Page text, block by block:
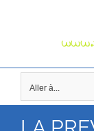
Aller à...